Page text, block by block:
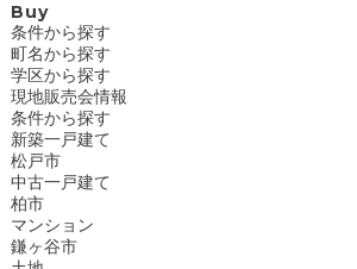
Buy
条件から探す
町名から探す
学区から探す
現地販売会情報
条件から探す
新築一戸建て
松戸市
中古一戸建て
柏市
マンション
鎌ヶ谷市